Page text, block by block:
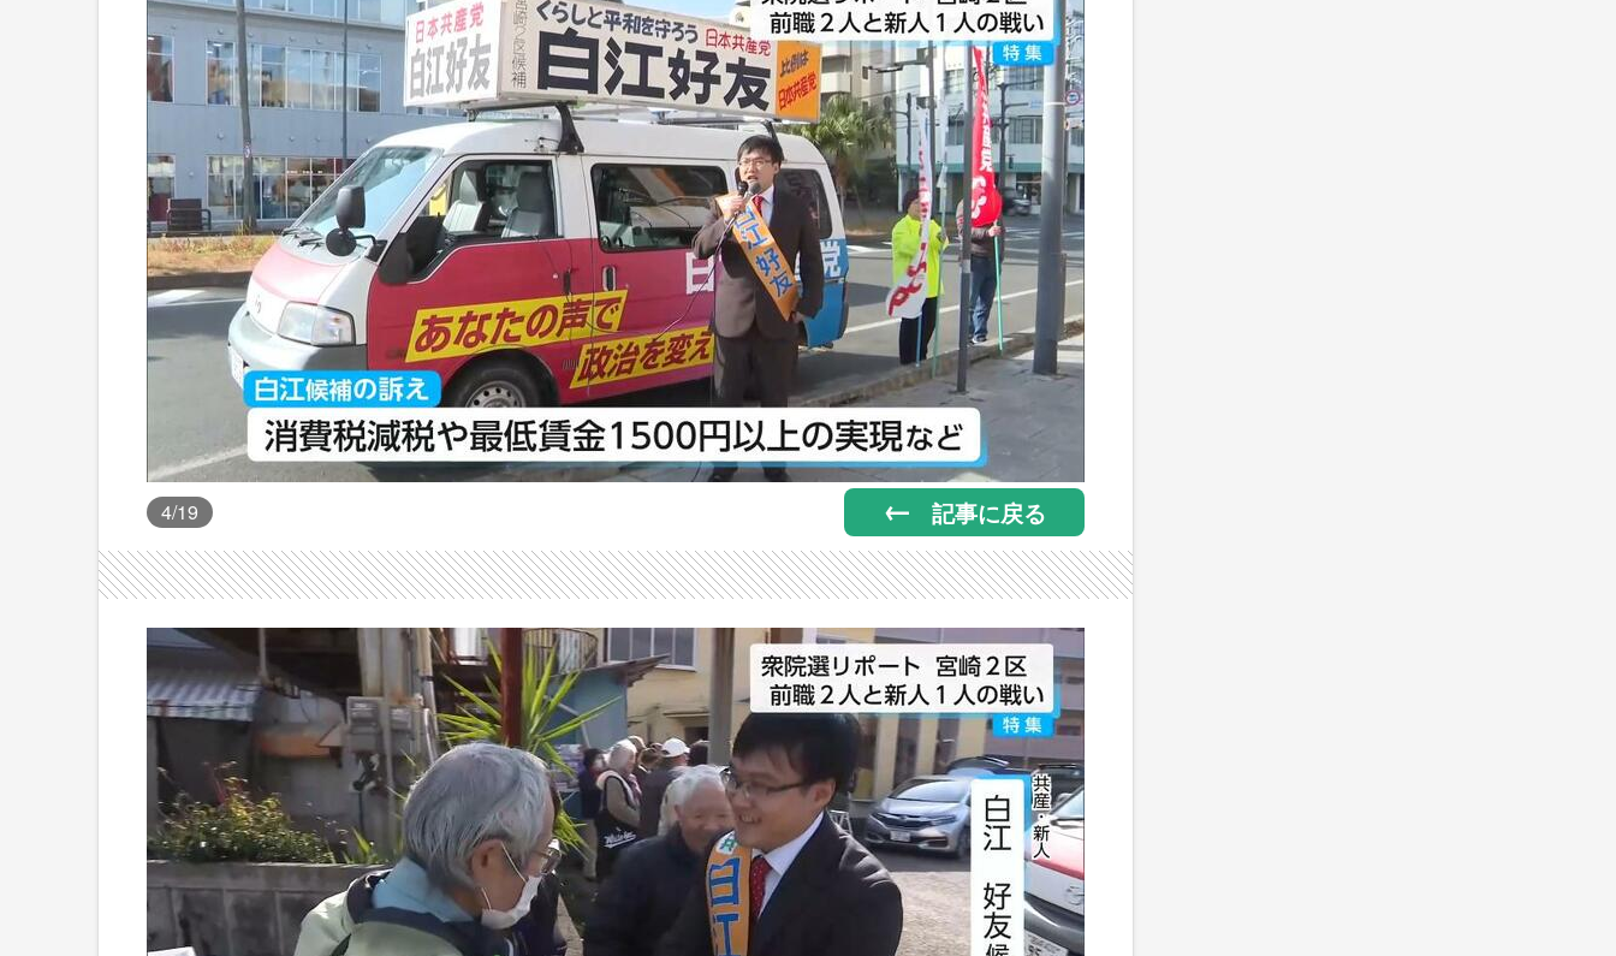
4/19 記事に戻る